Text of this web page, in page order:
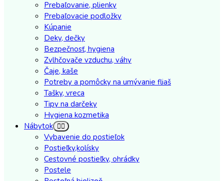
Prebaľovanie, plienky
Prebaľovacie podložky
Kúpanie
Deky, dečky
Bezpečnosť, hygiena
Zvlhčovače vzduchu, váhy
Čaje, kaše
Potreby a pomôcky na umývanie fliaš
Tašky, vreca
Tipy na darčeky
Hygiena kozmetika
Nábytok
Vybavenie do postieľok
Postieľky,kolísky
Cestovné postieľky, ohrádky
Postele